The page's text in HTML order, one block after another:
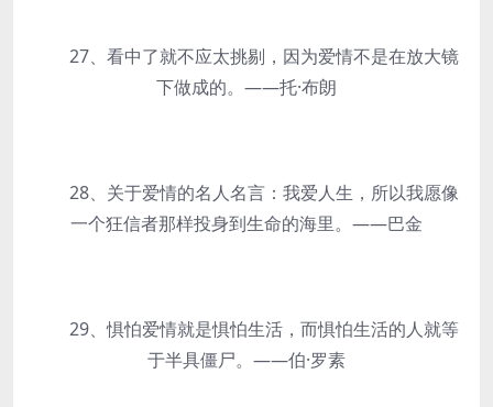
27、看中了就不应太挑剔，因为爱情不是在放大镜
下做成的。——托·布朗
28、关于爱情的名人名言：我爱人生，所以我愿像
一个狂信者那样投身到生命的海里。——巴金
29、惧怕爱情就是惧怕生活，而惧怕生活的人就等
于半具僵尸。——伯·罗素